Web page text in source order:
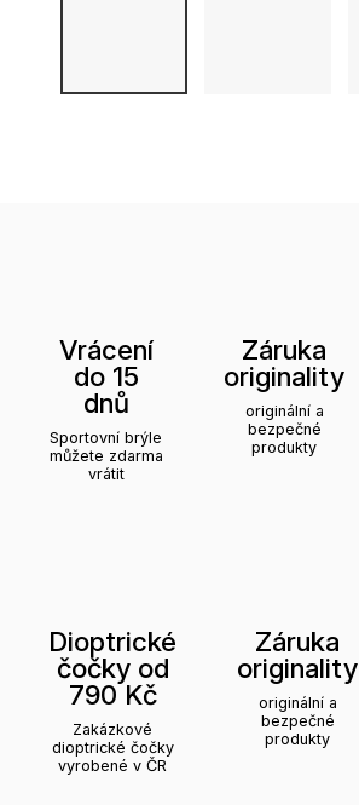
Vrácení
do 15
dnů
Sportovní brýle
můžete zdarma
vrátit
Záruka
originality
originální a
bezpečné
produkty
Dioptrické
čočky od
790 Kč
Zakázkové
dioptrické čočky
vyrobené v ČR
Záruka
originality
originální a
bezpečné
produkty